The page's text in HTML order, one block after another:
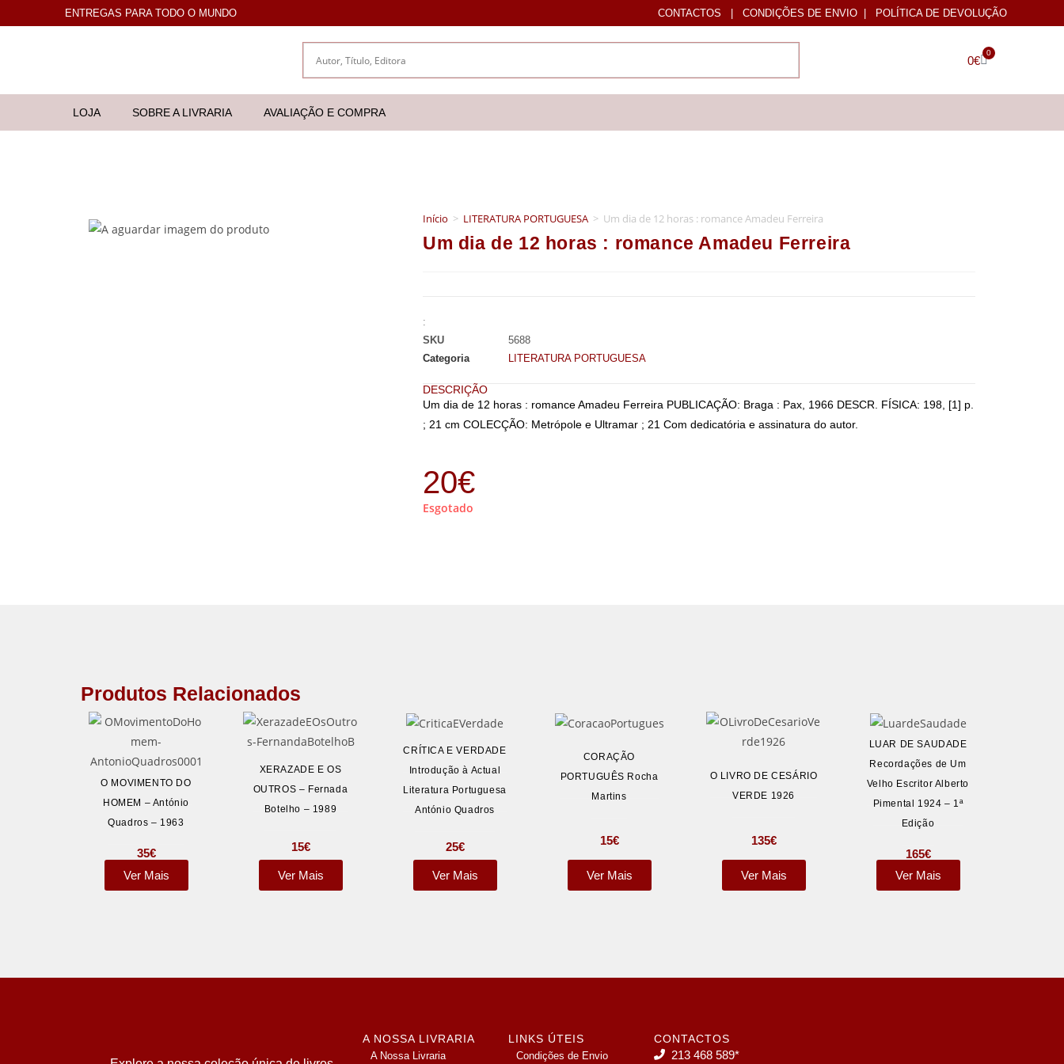
ENTREGAS PARA TODO O MUNDO CONTACTOS | CONDIÇÕES DE ENVIO | POLÍTICA DE DEVOLUÇÃO
0€
0
LOJA SOBRE A LIVRARIA AVALIAÇÃO E COMPRA
Início > LITERATURA PORTUGUESA > Um dia de 12 horas : romance Amadeu Ferreira
Um dia de 12 horas : romance Amadeu Ferreira
:
SKU
5688
Categoria
LITERATURA PORTUGUESA
DESCRIÇÃO
Um dia de 12 horas : romance Amadeu Ferreira PUBLICAÇÃO: Braga : Pax, 1966 DESCR. FÍSICA: 198, [1] p.
; 21 cm COLECÇÃO: Metrópole e Ultramar ; 21 Com dedicatória e assinatura do autor.
20€
Esgotado
Produtos Relacionados
O MOVIMENTO DO
HOMEM – António
Quadros – 1963
35€
Ver Mais
XERAZADE E OS
OUTROS – Fernada
Botelho – 1989
15€
Ver Mais
CRÍTICA E VERDADE
Introdução à Actual
Literatura Portuguesa
António Quadros
25€
Ver Mais
CORAÇÃO
PORTUGUÊS Rocha
Martins
15€
Ver Mais
O LIVRO DE CESÁRIO
VERDE 1926
135€
Ver Mais
LUAR DE SAUDADE
Recordações de Um
Velho Escritor Alberto
Pimental 1924 – 1ª
Edição
165€
Ver Mais
A NOSSA LIVRARIA
A Nossa Livraria
LINKS ÚTEIS
Condições de Envio
CONTACTOS
213 468 589*